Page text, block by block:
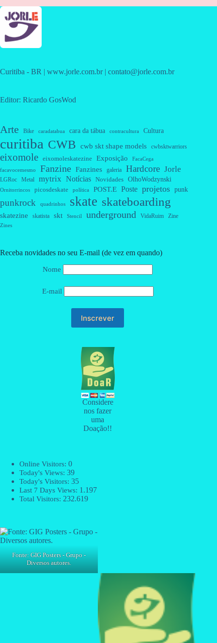
Curitiba - BR | www.jorle.com.br | contato@jorle.com.br
Editor: Ricardo GosWod
Arte Bike caradatabua cara da tábua contracultura Cultura
curitiba CWB cwb skt shape models cwbsktwarriors
eixomole eixomoleskatezine Exposição FacaCega
facavocemesmo Fanzine Fanzines galeria Hardcore Jorle
LGRoc Metal mytrix Notícias Novidades OlhoWodzynski
Ornitorrincos picosdeskate política POST.E Poste projetos punk
punkrock quadrinhos skate skateboarding
skatezine skatista skt Stencil underground VidaRuim Zine
Zines
Receba novidades no seu E-mail (de vez em quando)
Nome
E-mail
Considere
nos fazer
uma
Doação!!
Online Visitors: 0
Today's Views: 39
Today's Visitors: 35
Last 7 Days Views: 1.197
Total Visitors: 232.619
Fonte: GIG Posters - Grupo -
Diversos autores.